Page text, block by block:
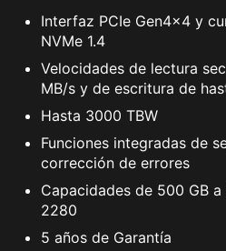
Interfaz PCIe Gen4x4 y
NVMe 1.4
Velocidades de lectura
MB/s y de escritura de
Hasta 3000 TBW
Funciones integradas de
corrección de errores
Capacidades de 500 GB
2280
5 años de Garantía